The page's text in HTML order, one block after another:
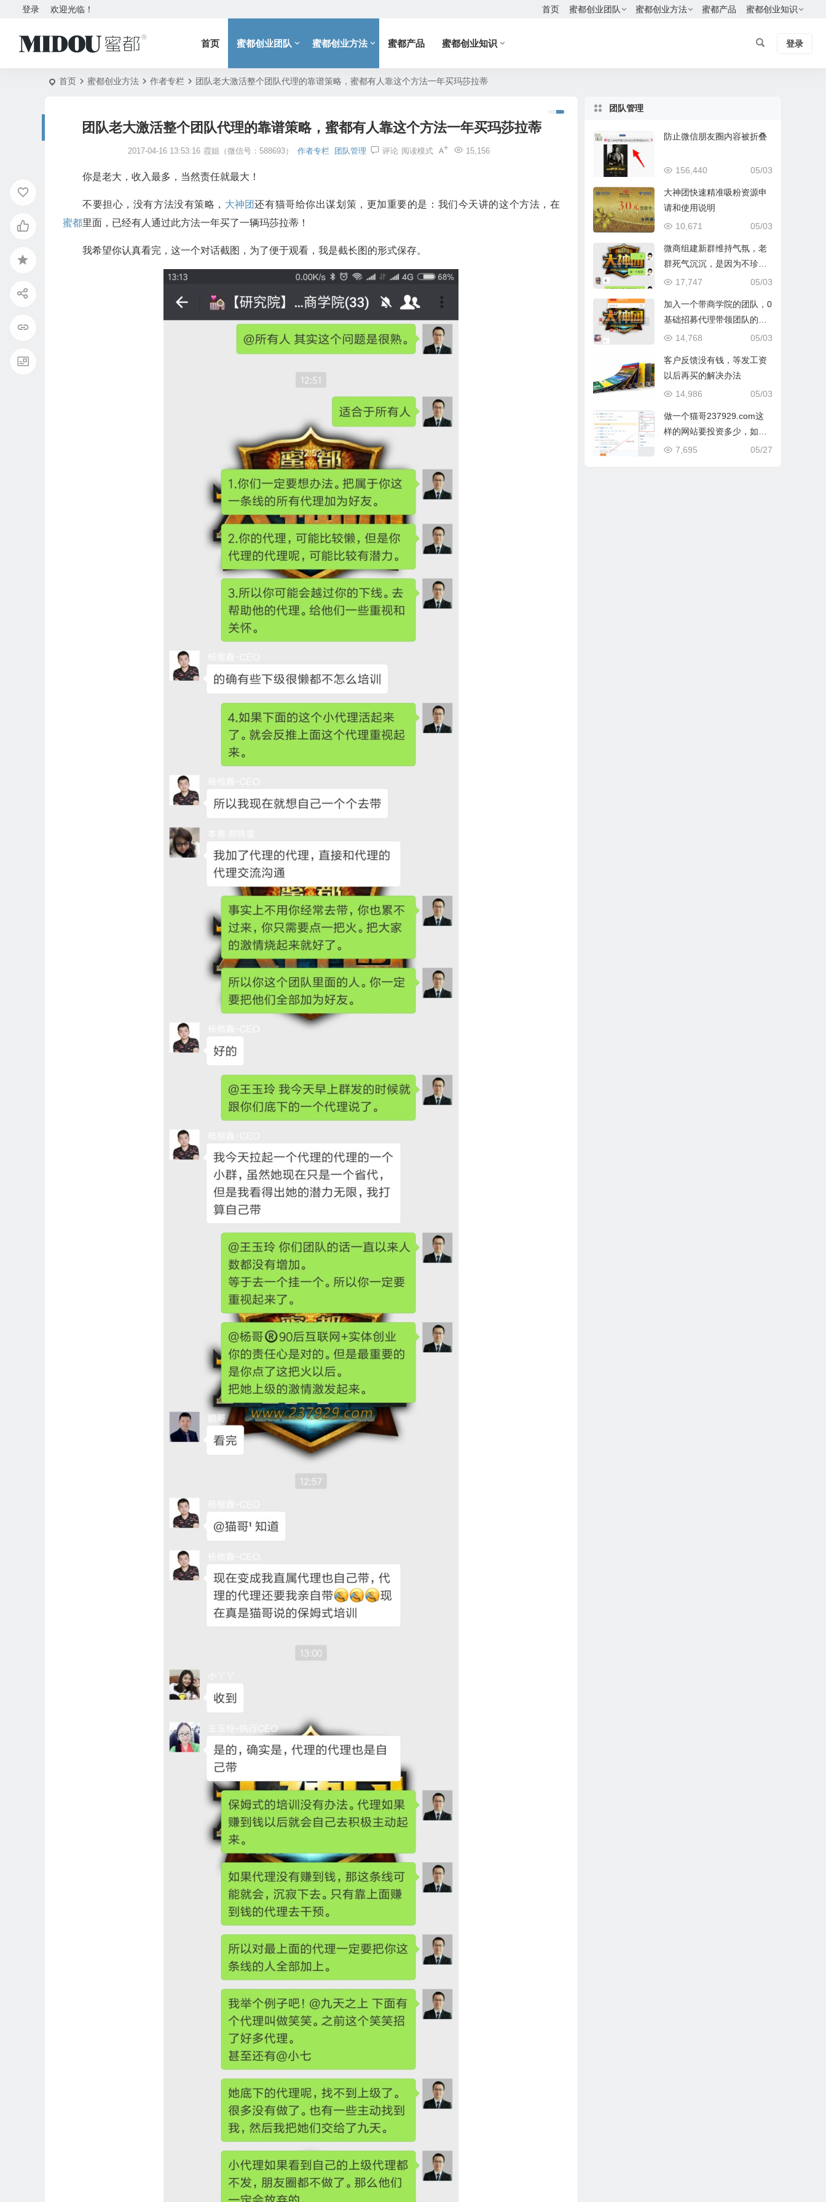
欢迎光临！
登录 首页 蜜都创业团队 蜜都创业方法 蜜都产品 蜜都创业知识
首页 蜜都创业团队 蜜都创业方法 蜜都产品 蜜都创业知识 登录
首页 蜜都创业方法 作者专栏 团队老大激活整个团队代理的靠谱策略，蜜都有人靠这个方法一年买玛莎拉蒂
团队老大激活整个团队代理的靠谱策略，蜜都有人靠这个方法一年买玛莎拉蒂
2017-04-16 13:53:16 霞姐（微信号：588693） 作者专栏 团队管理 评论 15,156
阅读模式
你是老大，收入最多，当然责任就最大！
不要担心，没有方法没有策略， 大神团还有猫哥给你出谋划策，更加重要的是：我们今天讲的这个方法，在
蜜都里面，已经有人通过此方法一年买了一辆玛莎拉蒂！
我希望你认真看完，这一个对话截图，为了便于观看，我是截长图的形式保存。
团队管理
防止微信朋友圈内容被折叠
05/03
156,440
大神团快速精准吸粉资源申
请和使用说明
05/03
10,671
微商组建新群维持气氛，老
群死气沉沉，是因为不珍贵
的不懂得珍惜
05/03
17,747
加入一个带商学院的团队，0
基础招募代理带领团队的方
法：与代理一起进步！ 真正
05/03
14,768
客户反馈没有钱，等发工资
以后再买的解决办法
05/03
14,986
做一个猫哥237929.com这
样的网站要投资多少，如何
操作？
05/27
7,695